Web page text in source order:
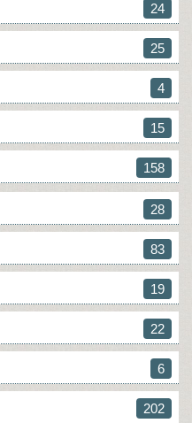
24
25
4
15
158
28
83
19
22
6
202